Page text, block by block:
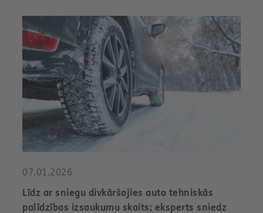
07.01.2026
Līdz ar sniegu divkāršojies auto tehniskās
palīdzības izsaukumu skaits; eksperts sniedz